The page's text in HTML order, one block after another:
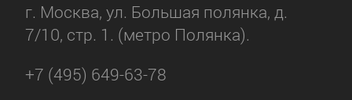
г. Москва, ул. Большая полянка, д.
7/10, стр. 1. (метро Полянка).
+7 (495) 649-63-78